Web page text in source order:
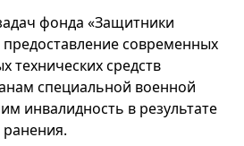
фонда «Защитники
предоставление современных
технических средств
специальной военной
инвалидность в результате